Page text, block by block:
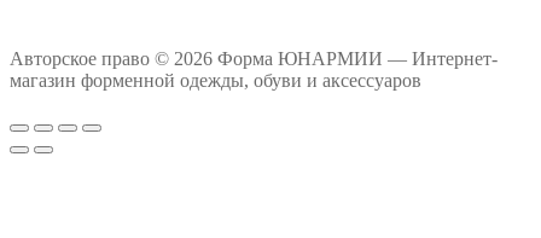
Авторское право © 2026 Форма ЮНАРМИИ — Интернет-
магазин форменной одежды, обуви и аксессуаров